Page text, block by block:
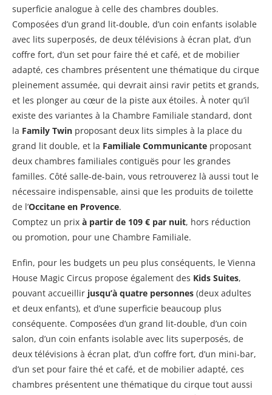
superficie analogue à celle des chambres doubles.
Composées d’un grand lit-double, d’un coin enfants isolable
avec lits superposés, de deux télévisions à écran plat, d’un
coffre fort, d’un set pour faire thé et café, et de mobilier
adapté, ces chambres présentent une thématique du cirque
pleinement assumée, qui devrait ainsi ravir petits et grands,
et les plonger au cœur de la piste aux étoiles. À noter qu’il
existe des variantes à la Chambre Familiale standard, dont
la Family Twin proposant deux lits simples à la place du
grand lit double, et la Familiale Communicante proposant
deux chambres familiales contiguës pour les grandes
familles. Côté salle-de-bain, vous retrouverez là aussi tout le
nécessaire indispensable, ainsi que les produits de toilette
de l’Occitane en Provence.
Comptez un prix à partir de 109 € par nuit, hors réduction
ou promotion, pour une Chambre Familiale.
Enfin, pour les budgets un peu plus conséquents, le Vienna
House Magic Circus propose également des Kids Suites,
pouvant accueillir jusqu’à quatre personnes (deux adultes
et deux enfants), et d’une superficie beaucoup plus
conséquente. Composées d’un grand lit-double, d’un coin
salon, d’un coin enfants isolable avec lits superposés, de
deux télévisions à écran plat, d’un coffre fort, d’un mini-bar,
d’un set pour faire thé et café, et de mobilier adapté, ces
chambres présentent une thématique du cirque tout aussi